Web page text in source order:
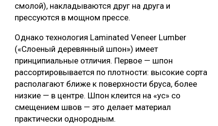
смолой), накладываются друг на друга и
прессуются в мощном прессе.
Однако технология Laminated Veneer Lumber
(«Слоеный деревянный шпон») имеет
принципиальные отличия. Первое — шпон
рассортировывается по плотности: высокие сорта
располагают ближе к поверхности бруса, более
низкие — в центре. Шпон клеится на «ус» со
смещением швов — это делает материал
практически однородным.